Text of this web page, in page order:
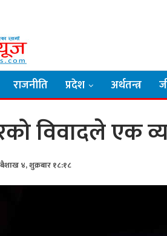
राजनीति प्रदेश अर्थतन्त्र
विवादले एक
४, शुक्रबार १८:१८